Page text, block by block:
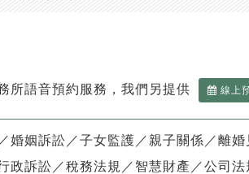
所語音預約服務，我們另提供 線上
婚姻訴訟／子女監護／親子關係／離
政訴訟／稅務法規／智慧財產／公司